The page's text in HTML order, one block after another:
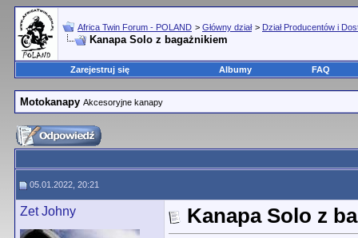
Africa Twin Forum - POLAND > Główny dział > Dział Producentów i
Kanapa Solo z bagażnikiem
Zarejestruj się Albumy FAQ
Motokanapy Akcesoryjne kanapy
05.01.2022, 20:21
Zet Johny Kanapa Solo z